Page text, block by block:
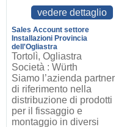
vedere dettaglio
Sales Account settore
Installazioni Provincia
dell'Ogliastra
Tortolì, Ogliastra
Società : Würth
Siamo l’azienda partner
di riferimento nella
distribuzione di prodotti
per il fissaggio e
montaggio in diversi